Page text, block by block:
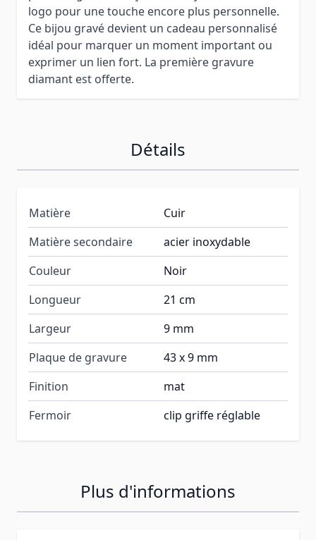
logo pour une touche encore plus personnelle.
Ce bijou gravé devient un cadeau personnalisé
idéal pour marquer un moment important ou
exprimer un lien fort. La première gravure
diamant est offerte.
Détails
Matière
Cuir
Matière secondaire
acier inoxydable
Couleur
Noir
Longueur
21 cm
Largeur
9 mm
Plaque de gravure
43 x 9 mm
Finition
mat
Fermoir
clip griffe réglable
Plus d'informations